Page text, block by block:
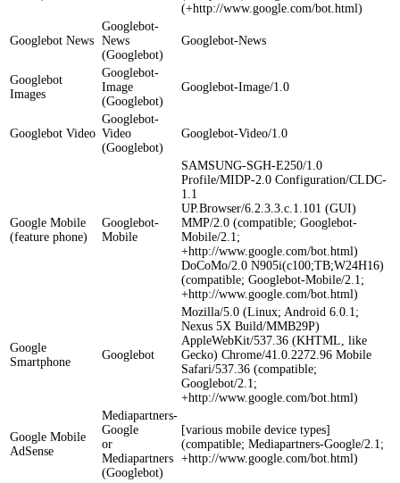
(+http://www.google.com/bot.html)
Googlebot News
Googlebot-
News
(Googlebot)
Googlebot-News
Googlebot
Images
Googlebot-
Image
(Googlebot)
Googlebot-Image/1.0
Googlebot Video
Googlebot-
Video
(Googlebot)
Googlebot-Video/1.0
Google Mobile
(feature phone)
Googlebot-
Mobile
SAMSUNG-SGH-E250/1.0
Profile/MIDP-2.0 Configuration/CLDC-
1.1
UP.Browser/6.2.3.3.c.1.101 (GUI)
MMP/2.0 (compatible; Googlebot-
Mobile/2.1;
+http://www.google.com/bot.html)
DoCoMo/2.0 N905i(c100;TB;W24H16)
(compatible; Googlebot-Mobile/2.1;
+http://www.google.com/bot.html)
Google
Smartphone
Googlebot
Mozilla/5.0 (Linux; Android 6.0.1;
Nexus 5X Build/MMB29P)
AppleWebKit/537.36 (KHTML, like
Gecko) Chrome/41.0.2272.96 Mobile
Safari/537.36 (compatible;
Googlebot/2.1;
+http://www.google.com/bot.html)
Google Mobile
AdSense
Mediapartners-
Google
or
Mediapartners
(Googlebot)
[various mobile device types]
(compatible; Mediapartners-Google/2.1;
+http://www.google.com/bot.html)